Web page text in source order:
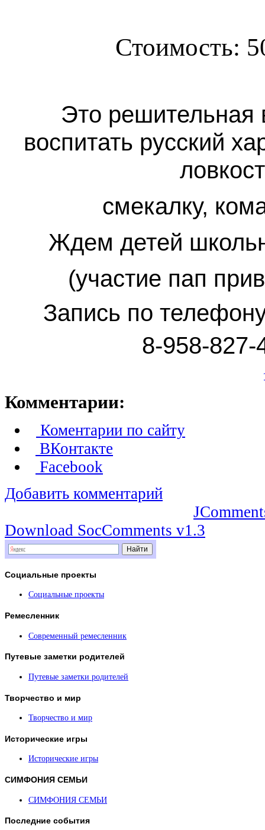
Стоимость:
Это решительная
воспитать русский
смекалку,
Ждем детей
(участие пап
Запись по
8-958-827-
Комментарии:
Коментарии по сайту
ВКонтакте
Facebook
Добавить комментарий
Download SocComments v1.3
Социальные проекты
Социальные проекты
Ремесленник
Современный ремесленник
Путевые заметки родителей
Путевые заметки родителей
Творчество и мир
Творчество и мир
Исторические игры
Исторические игры
СИМФОНИЯ СЕМЬИ
СИМФОНИЯ СЕМЬИ
Последние события